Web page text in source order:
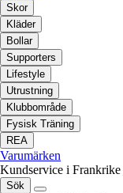
Skor
Kläder
Bollar
Supporters
Lifestyle
Utrustning
Klubbområde
Fysisk Träning
REA
Varumärken
Kundservice i Frankrike
Sök